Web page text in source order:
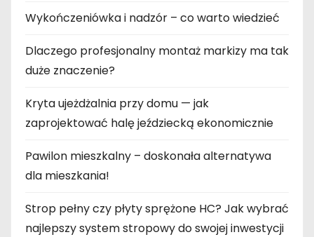
Wykończeniówka i nadzór – co warto wiedzieć
Dlaczego profesjonalny montaż markizy ma tak
duże znaczenie?
Kryta ujeżdżalnia przy domu — jak
zaprojektować halę jeździecką ekonomicznie
Pawilon mieszkalny – doskonała alternatywa
dla mieszkania!
Strop pełny czy płyty sprężone HC? Jak wybrać
najlepszy system stropowy do swojej inwestycji